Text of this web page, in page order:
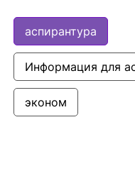
аспирантура
Информация для
эконом